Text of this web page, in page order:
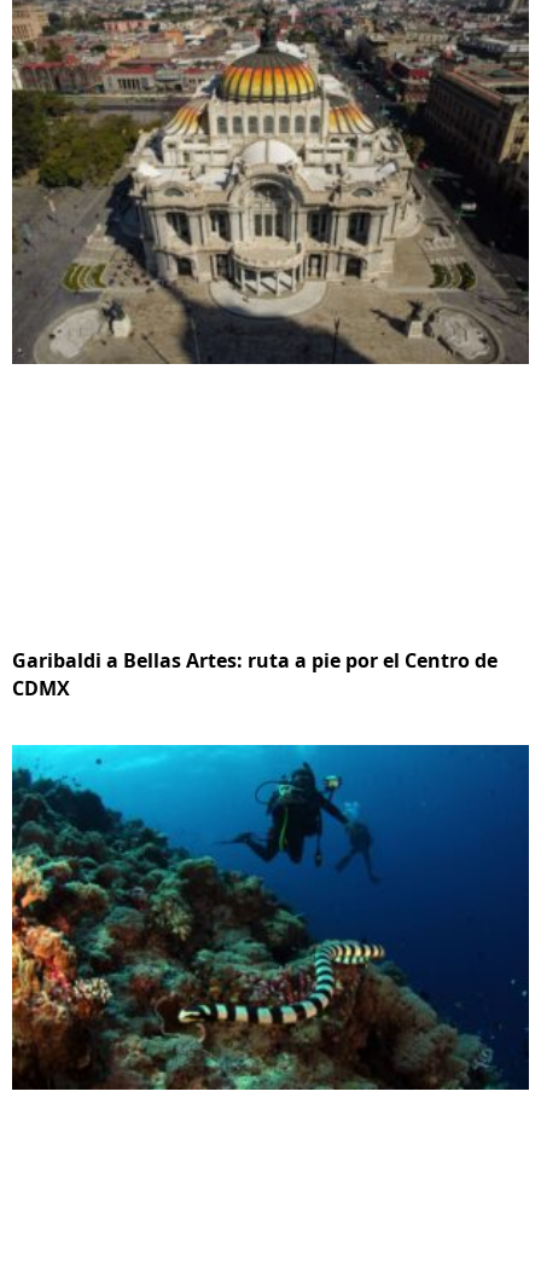
Garibaldi a Bellas Artes: ruta a pie por el Centro de
CDMX